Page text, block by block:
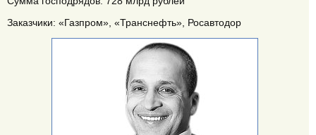
Заказчики: «Газпром», «Транснефть», Росавтодор